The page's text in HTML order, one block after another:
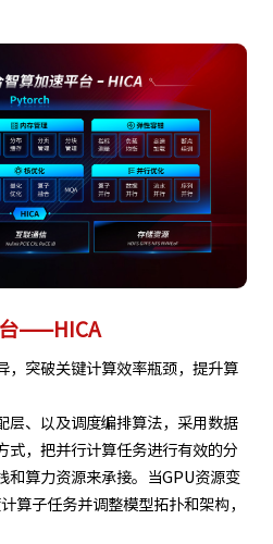
——HICA
，突破关键计算效率瓶颈，提升算
层、以及调度编排算法，采用数据
式，把并行计算任务进行有效的分
和算力资源来承接。当GPU资源变
算子任务并调整模型拓扑和架构，